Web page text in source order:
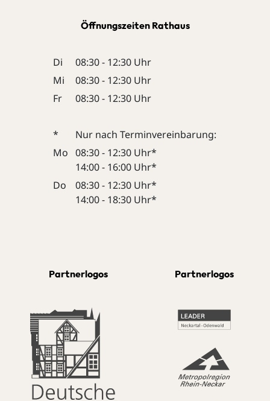
Öffnungszeiten Rathaus
Di
08:30 - 12:30 Uhr
Mi
08:30 - 12:30 Uhr
Fr
08:30 - 12:30 Uhr
*
Nur nach Terminvereinbarung:
Mo 08:30 - 12:30 Uhr*
14:00 - 16:00 Uhr*
Do
08:30 - 12:30 Uhr*
14:00 - 18:30 Uhr*
Partnerlogos Partnerlogos